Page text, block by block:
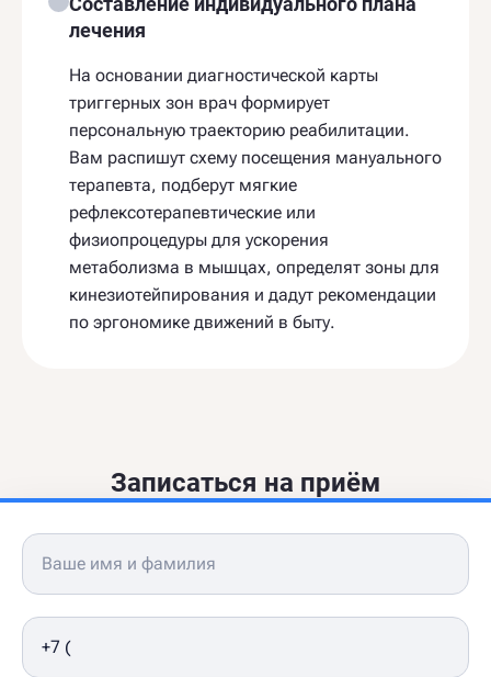
лечения
На основании диагностической карты
триггерных зон врач формирует
персональную траекторию реабилитации.
Вам распишут схему посещения мануального
терапевта, подберут мягкие
рефлексотерапевтические или
физиопроцедуры для ускорения
метаболизма в мышцах, определят зоны для
кинезиотейпирования и дадут рекомендации
по эргономике движений в быту.
Записаться на приём